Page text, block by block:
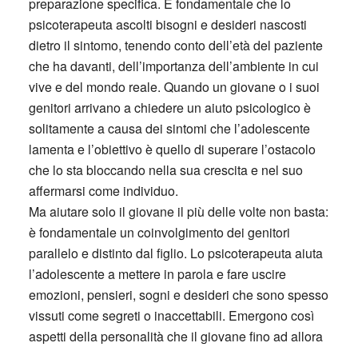
preparazione specifica. È fondamentale che lo
psicoterapeuta ascolti bisogni e desideri nascosti
dietro il sintomo, tenendo conto dell’età del paziente
che ha davanti, dell’importanza dell’ambiente in cui
vive e del mondo reale. Quando un giovane o i suoi
genitori arrivano a chiedere un aiuto psicologico è
solitamente a causa dei sintomi che l’adolescente
lamenta e l’obiettivo è quello di superare l’ostacolo
che lo sta bloccando nella sua crescita e nel suo
affermarsi come individuo.
Ma aiutare solo il giovane il più delle volte non basta:
è fondamentale un coinvolgimento dei genitori
parallelo e distinto dal figlio. Lo psicoterapeuta aiuta
l’adolescente a mettere in parola e fare uscire
emozioni, pensieri, sogni e desideri che sono spesso
vissuti come segreti o inaccettabili. Emergono così
aspetti della personalità che il giovane fino ad allora